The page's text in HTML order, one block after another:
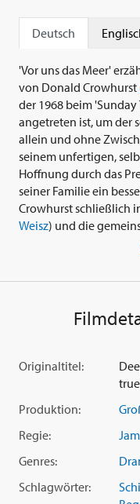
Deutsch
'Vor uns das Meer'
von Donald Crowhurst
der 1968 beim
angetreten ist, um der
allein und ohne
seinem unfertigen,
Hoffnung durch das
seiner Familie ein
Crowhurst schließlich
Weisz) und die
Hals über Kopf in ein
umsegeln, gilt bis
Seefahrtsgeschichte.
GewinnerColin Firth
Rachel
Theory of Everything')
hochkarätig besetzt.
aus der Feder von
wurde 'The Mercy', so
Originaltitel:
Produktion:
Regie:
Genres:
Schlagwörter: